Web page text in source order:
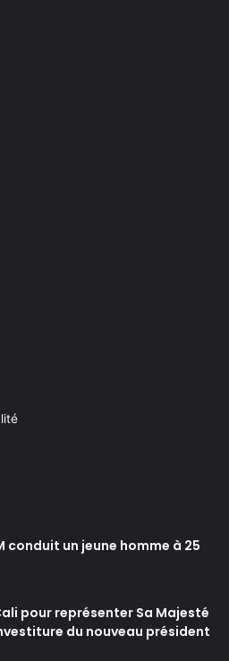
conduit un jeune homme à 25
pour représenter Sa Majesté
du nouveau président